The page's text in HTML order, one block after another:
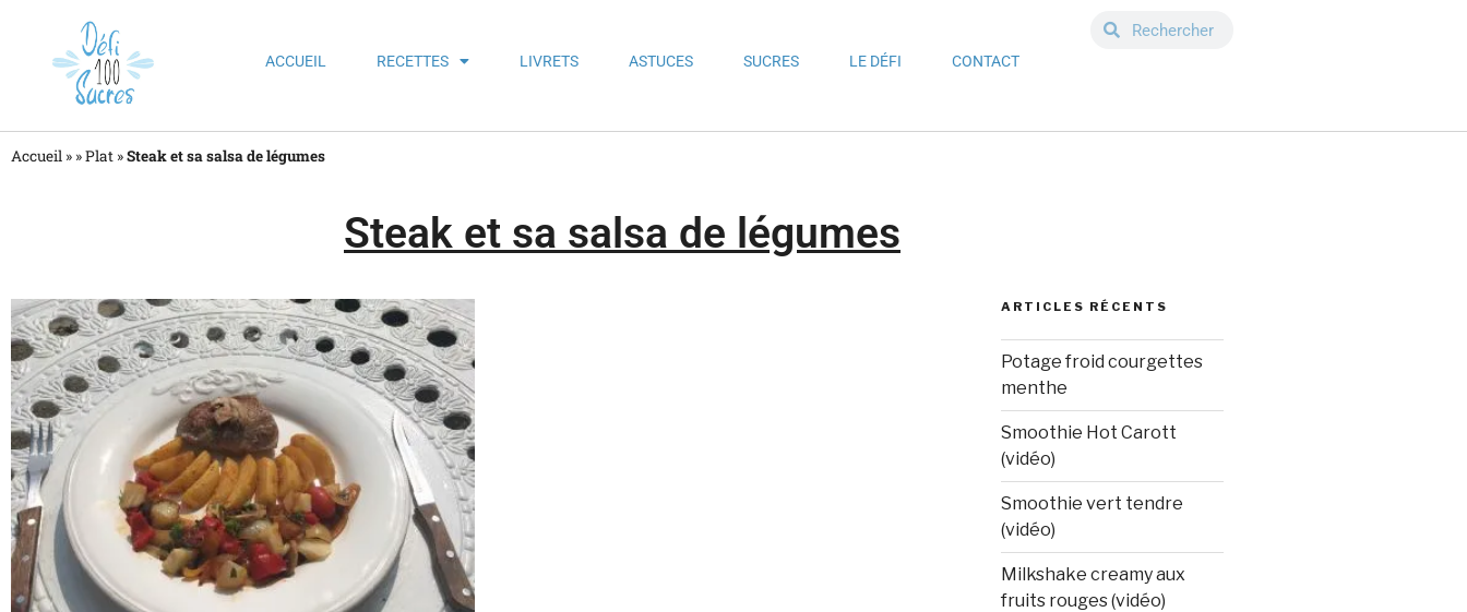
ACCUEIL RECETTES LIVRETS ASTUCES SUCRES LE DÉFI CONTACT
Accueil » »Plat »Steak et sa salsa de légumes
Steak et sa salsa de légumes
ARTICLES RÉCENTS
Potage froid courgettes
menthe
Smoothie Hot Carott
(vidéo)
Smoothie vert tendre
(vidéo)
Milkshake creamy aux
fruits rouges (vidéo)